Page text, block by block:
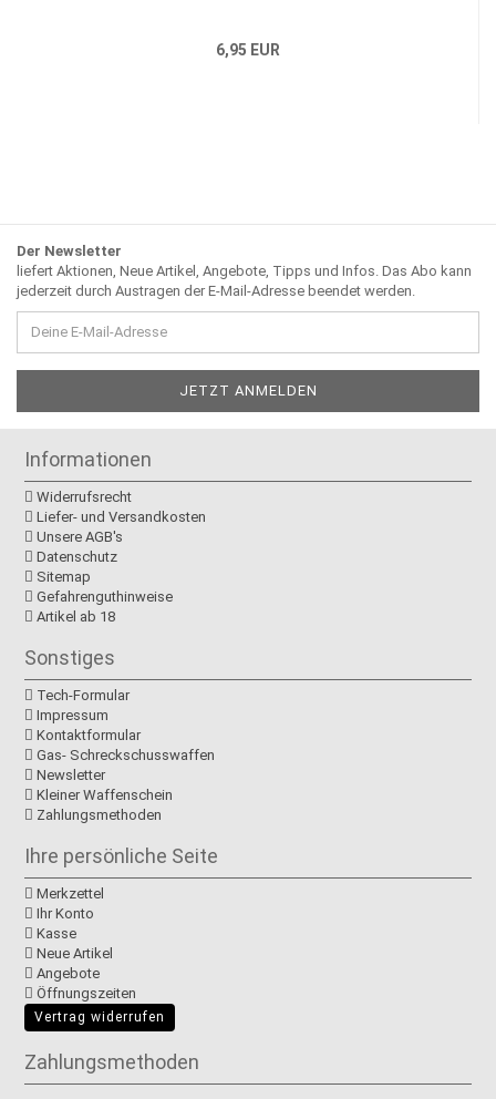
6,95 EUR
Der Newsletter
liefert Aktionen, Neue Artikel, Angebote, Tipps und Infos. Das Abo kann
jederzeit durch Austragen der E-Mail-Adresse beendet werden.
Informationen
Widerrufsrecht
Liefer- und Versandkosten
Unsere AGB's
Datenschutz
Sitemap
Gefahrenguthinweise
Artikel ab 18
Sonstiges
Tech-Formular
Impressum
Kontaktformular
Gas- Schreckschusswaffen
Newsletter
Kleiner Waffenschein
Zahlungsmethoden
Ihre persönliche Seite
Merkzettel
Ihr Konto
Kasse
Neue Artikel
Angebote
Öffnungszeiten
Vertrag widerrufen
Zahlungsmethoden